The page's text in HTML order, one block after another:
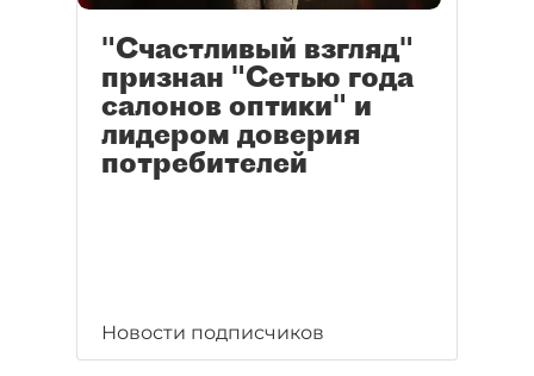
"Счастливый взгляд"
признан "Сетью года
салонов оптики" и
лидером доверия
потребителей
Новости подписчиков